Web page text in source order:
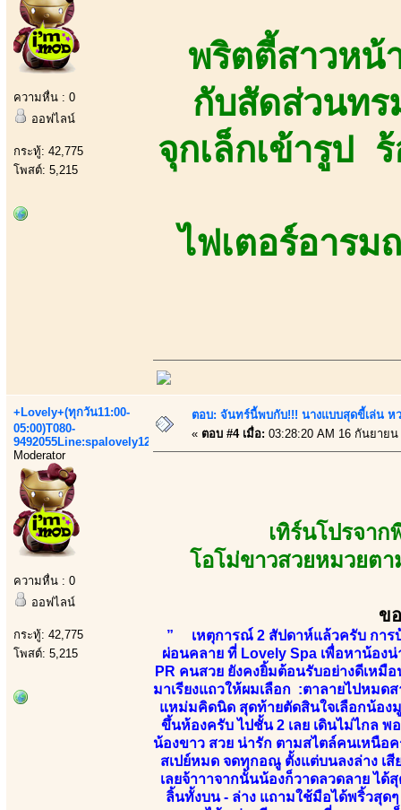
ความหื่น : 0
ออฟไลน์
กระทู้: 42,775
โพสต์: 5,215
พริตตี้สาวหน้
กับสัดส่วนท
จุกเล็กเข้ารูป
ไฟเตอร์อาร
+Lovely+(ทุกวัน11:00-
05:00)T080-
9492055Line:spalovely123
Moderator
ความหื่น : 0
ออฟไลน์
กระทู้: 42,775
โพสต์: 5,215
ตอบ: จันทร์นี้พบกับ!!! นางแบบสุดขี้เล่น ห
« ตอบ #4 เมื่อ: 03:28:20 AM 16 กันยายน
เทิร์นโปรจา
โอโม่ขาวสวยหมวย
ข
” เหตุการณ์ 2 สัปดาห์แล้วครับ การ
ผ่อนคลาย ที่ Lovely Spa เพื่อหาน้อง
PR คนสวย ยังคงยิ้มต้อนรับอย่างดีเห
มาเรียงแถวให้ผมเลือก :ตาลายไปหมด
แหม่มคิดนิด สุดท้ายตัดสินใจเลือกน้อง
ขึ้นห้องครับ ไปชั้น 2 เลย เดินไม่ไกล
น้องขาว สวย น่ารัก ตามสไตล์คนเหนื
สเปย์หมด จดทุกอณู ตั้งแต่บนลงล่าง เ
เลยจ้าาาจากนั้นน้องก็วาดลวดลาย ไ
ลิ้นทั้งบน - ล่าง แถามใช้มือได้พริ้วสุ